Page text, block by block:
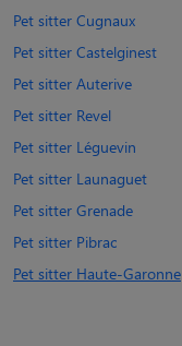
Pet sitter Cugnaux
Pet sitter Castelginest
Pet sitter Auterive
Pet sitter Revel
Pet sitter Léguevin
Pet sitter Launaguet
Pet sitter Grenade
Pet sitter Pibrac
Pet sitter Haute-Garonne